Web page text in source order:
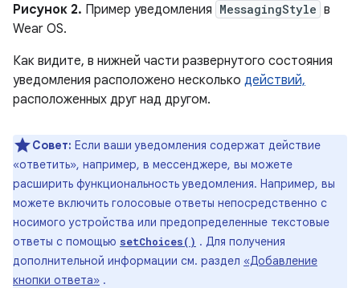
Рисунок 2. Пример уведомления MessagingStyle в
Wear OS.
Как видите, в нижней части развернутого состояния
уведомления расположено несколько действий,
расположенных друг над другом.
Совет: Если ваши уведомления содержат действие
«ответить», например, в мессенджере, вы можете
расширить функциональность уведомления. Например, вы
можете включить голосовые ответы непосредственно с
носимого устройства или предопределенные текстовые
ответы с помощью setChoices() . Для получения
дополнительной информации см. раздел «Добавление
кнопки ответа» .